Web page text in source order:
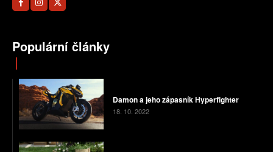
Populární články
Damon a jeho zápasník Hyperfighter
18. 10. 2022